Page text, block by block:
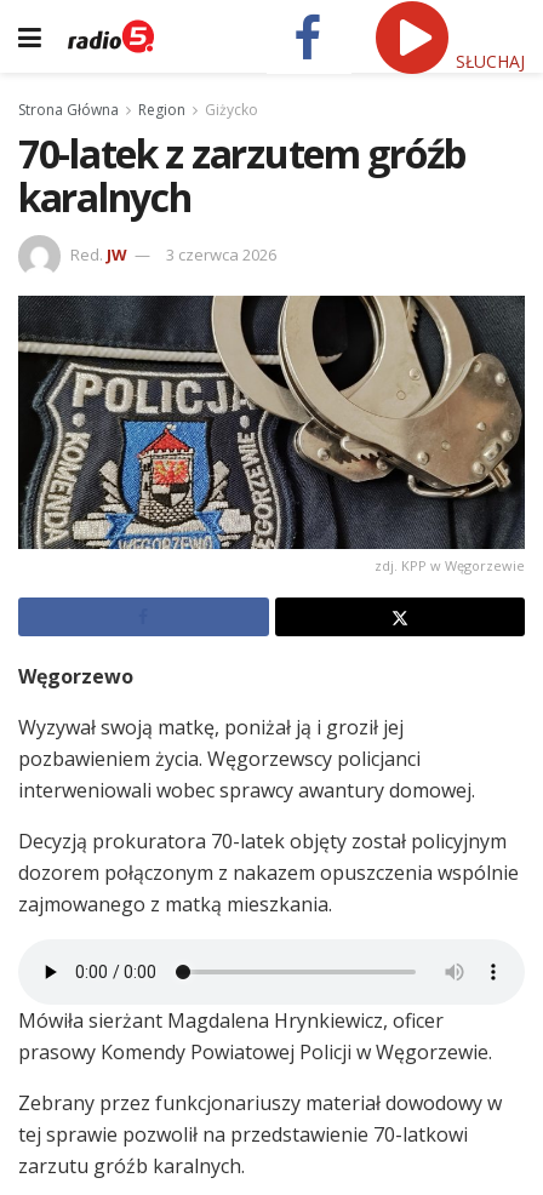
SŁUCHAJ
Strona Główna Region Giżycko
70-latek z zarzutem gróźb
karalnych
Red. JW 3 czerwca 2026
zdj. KPP w Węgorzewie
Węgorzewo
Wyzywał swoją matkę, poniżał ją i groził jej
pozbawieniem życia. Węgorzewscy policjanci
interweniowali wobec sprawcy awantury domowej.
Decyzją prokuratora 70-latek objęty został policyjnym
dozorem połączonym z nakazem opuszczenia wspólnie
zajmowanego z matką mieszkania.
Mówiła sierżant Magdalena Hrynkiewicz, oficer
prasowy Komendy Powiatowej Policji w Węgorzewie.
Zebrany przez funkcjonariuszy materiał dowodowy w
tej sprawie pozwolił na przedstawienie 70-latkowi
zarzutu gróźb karalnych.